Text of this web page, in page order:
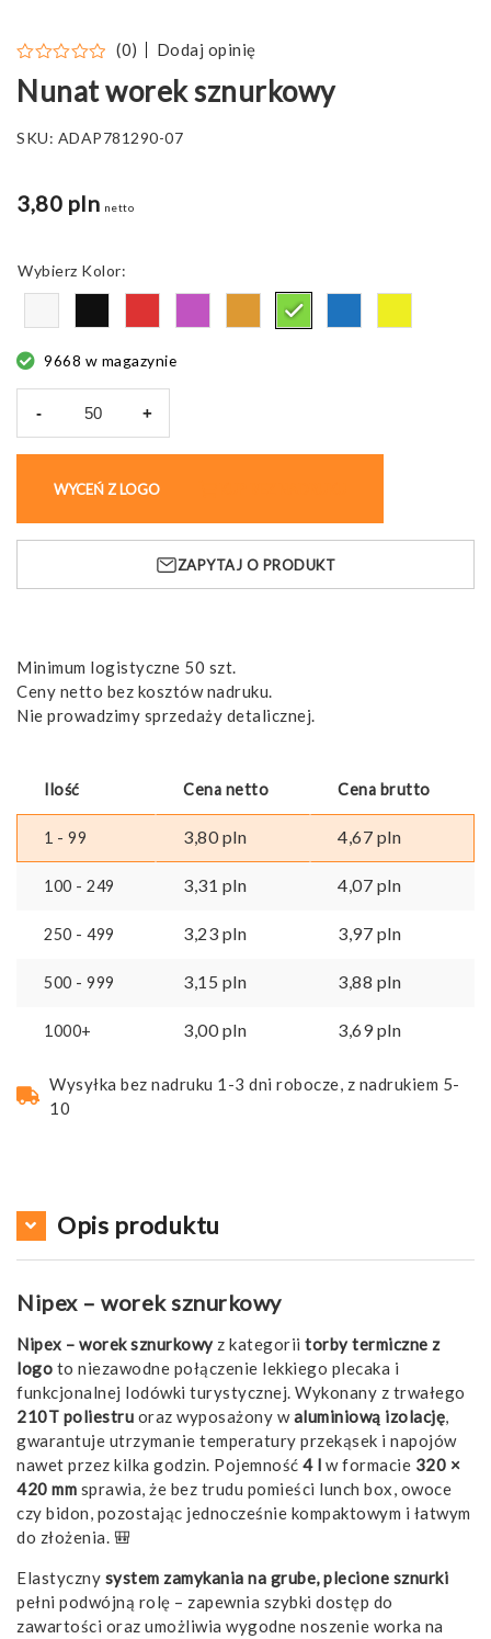
(0) Dodaj opinię
Nunat worek sznurkowy
SKU: ADAP781290-07
3,80 pln netto
Kolor
9668 w magazynie
-
sznurkowy
+
WYCEŃ Z LOGO
ZAPYTAJ O PRODUKT
Minimum logistyczne 50 szt.
Ceny netto bez kosztów nadruku.
Nie prowadzimy sprzedaży detalicznej.
Ilość Cena netto Cena brutto
1 - 99 3,80pln 4,67 pln
100 - 249 3,31 pln 4,07 pln
250 - 499 3,23 pln 3,97 pln
500 - 999 3,15 pln 3,88 pln
1000+ 3,00pln 3,69pln
Wysyłka bez nadruku 1-3 dni robocze, z nadrukiem 5-
10
Opis produktu
Nipex – worek sznurkowy
Nipex – worek sznurkowyz kategorii torby termiczne z
logo to niezawodne połączenie lekkiego plecaka i
funkcjonalnej lodówki turystycznej. Wykonany z trwałego
210T poliestru oraz wyposażony waluminiową izolację,
gwarantuje utrzymanie temperatury przekąsek i napojów
nawet przez kilka godzin. Pojemność 4 l w formacie 320 ×
420 mm sprawia, że bez trudu pomieści lunch box, owoce
czy bidon, pozostając jednocześnie kompaktowym i łatwym
do złożenia. 🎒
Elastyczny system zamykania na grube, plecione sznurki
pełni podwójną rolę – zapewnia szybki dostęp do
zawartości oraz umożliwia wygodne noszenie worka na